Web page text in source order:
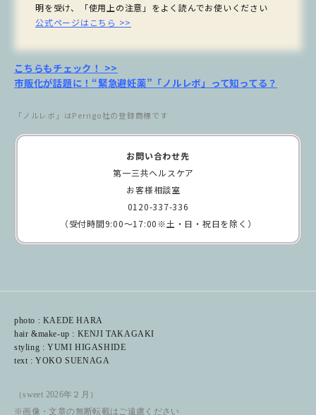
明を受け、「使用上の注意」をよく読んでお使いください
公式ページはこちら >>
こちらもチェック！ >>
市販化が話題に！“緊急避妊薬”「ノルレボ」って知ってる？
「ノルレボ」はPerrigo社の登録商標です
お問い合わせ先
第一三共ヘルスケア
お客様相談室
0120-337-336
（受付時間9:00～17:00※土・日・祝日を除く）
photo : KAEDE HARA
hair &make-up : KENJI TAKAGAKI
styling : YUMI HIGASHIDE
text : YOKO SUENAGA
（sweet 2026年２月）
※画像・文章の無断転載はご遠慮ください